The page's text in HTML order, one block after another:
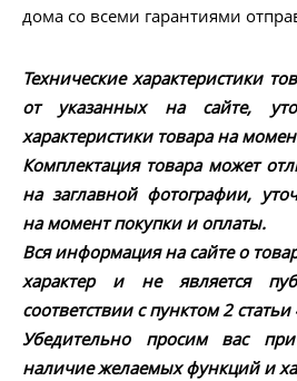
дома со всеми гарантиями
Технические характеристики
от указанных на сайте,
характеристики товара на
Комплектация товара может
на заглавной фотографии,
на момент покупки и оплаты.
Вся информация на сайте о
характер и не является
соответствии с пунктом 2
Убедительно просим вас
наличие желаемых функций и